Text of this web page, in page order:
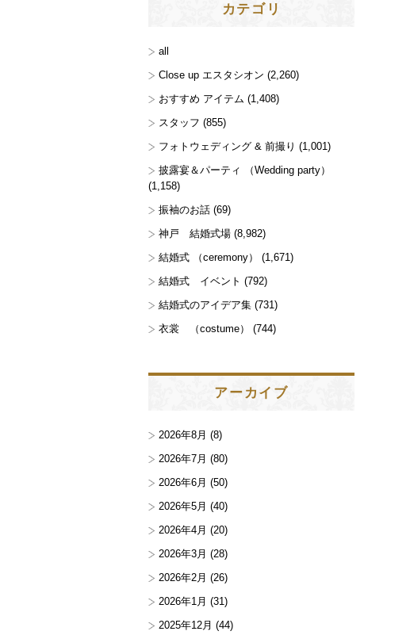
カテゴリ
all
Close up エスタシオン (2,260)
おすすめ アイテム (1,408)
スタッフ (855)
フォトウェディング & 前撮り (1,001)
披露宴＆パーティ （Wedding party）
(1,158)
振袖のお話 (69)
神戸 結婚式場 (8,982)
結婚式 （ceremony）
(1,671)
結婚式 イベント (792)
結婚式のアイデア集 (731)
衣裳 （costume）
(744)
アーカイブ
2026年8月 (8)
2026年7月 (80)
2026年6月 (50)
2026年5月 (40)
2026年4月 (20)
2026年3月 (28)
2026年2月 (26)
2026年1月 (31)
2025年12月 (44)